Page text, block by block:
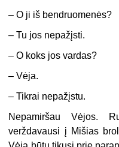
– O ji iš bendruomenės?
– Tu jos nepažįsti.
– O koks jos vardas?
– Vėja.
– Tikrai nepažįstu.
Nepamiršau Vėjos.
verždavausi į Mišias